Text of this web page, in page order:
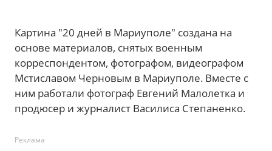
Картина "20 дней в Мариуполе" создана на
основе материалов, снятых военным
корреспондентом, фотографом, видеографом
Мстиславом Черновым в Мариуполе. Вместе с
ним работали фотограф Евгений Малолетка и
продюсер и журналист Василиса Степаненко.
Реклама